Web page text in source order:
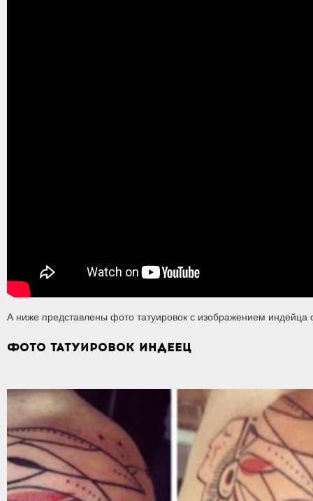
А ниже представлены фото татуировок с изображением индейца
ФОТО ТАТУИРОВОК ИНДЕЕЦ